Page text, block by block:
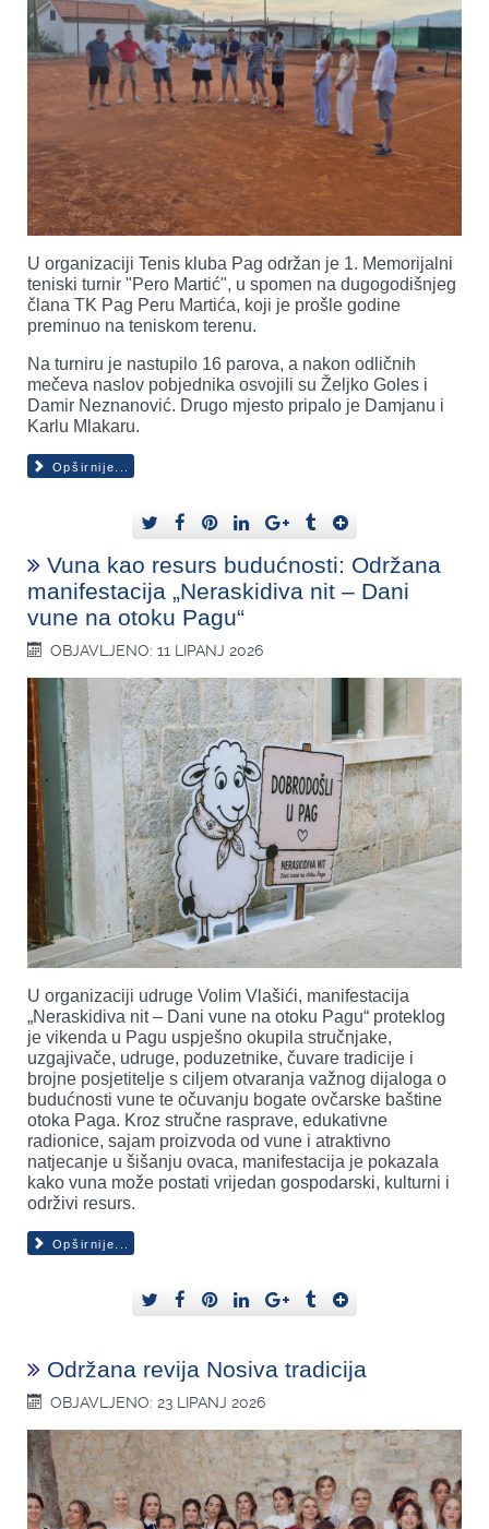
U organizaciji Tenis kluba Pag održan je 1. Memorijalni
teniski turnir "Pero Martić", u spomen na dugogodišnjeg
člana TK Pag Peru Martića, koji je prošle godine
preminuo na teniskom terenu.
Na turniru je nastupilo 16 parova, a nakon odličnih
mečeva naslov pobjednika osvojili su Željko Goles i
Damir Neznanović. Drugo mjesto pripalo je Damjanu i
Karlu Mlakaru.
Opširnije...
Vuna kao resurs budućnosti: Održana
manifestacija „Neraskidiva nit – Dani
vune na otoku Pagu“
OBJAVLJENO: 11 LIPANJ 2026
U organizaciji udruge Volim Vlašići, manifestacija
„Neraskidiva nit – Dani vune na otoku Pagu“ proteklog
je vikenda u Pagu uspješno okupila stručnjake,
uzgajivače, udruge, poduzetnike, čuvare tradicije i
brojne posjetitelje s ciljem otvaranja važnog dijaloga o
budućnosti vune te očuvanju bogate ovčarske baštine
otoka Paga. Kroz stručne rasprave, edukativne
radionice, sajam proizvoda od vune i atraktivno
natjecanje u šišanju ovaca, manifestacija je pokazala
kako vuna može postati vrijedan gospodarski, kulturni i
održivi resurs.
Opširnije...
Održana revija Nosiva tradicija
OBJAVLJENO: 23 LIPANJ 2026